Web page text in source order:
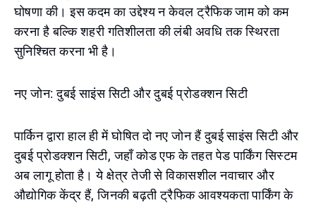
घोषणा की। इस कदम का उद्देश्य न केवल ट्रैफिक जाम को कम
करना है बल्कि शहरी गतिशीलता की लंबी अवधि तक स्थिरता
सुनिश्चित करना भी है।
नए जोन: दुबई साइंस सिटी और दुबई प्रोडक्शन सिटी
पार्किन द्वारा हाल ही में घोषित दो नए जोन हैं दुबई साइंस सिटी और
दुबई प्रोडक्शन सिटी, जहाँ कोड एफ के तहत पेड पार्किंग सिस्टम
अब लागू होता है। ये क्षेत्र तेजी से विकासशील नवाचार और
औद्योगिक केंद्र हैं, जिनकी बढ़ती ट्रैफिक आवश्यकता पार्किंग के